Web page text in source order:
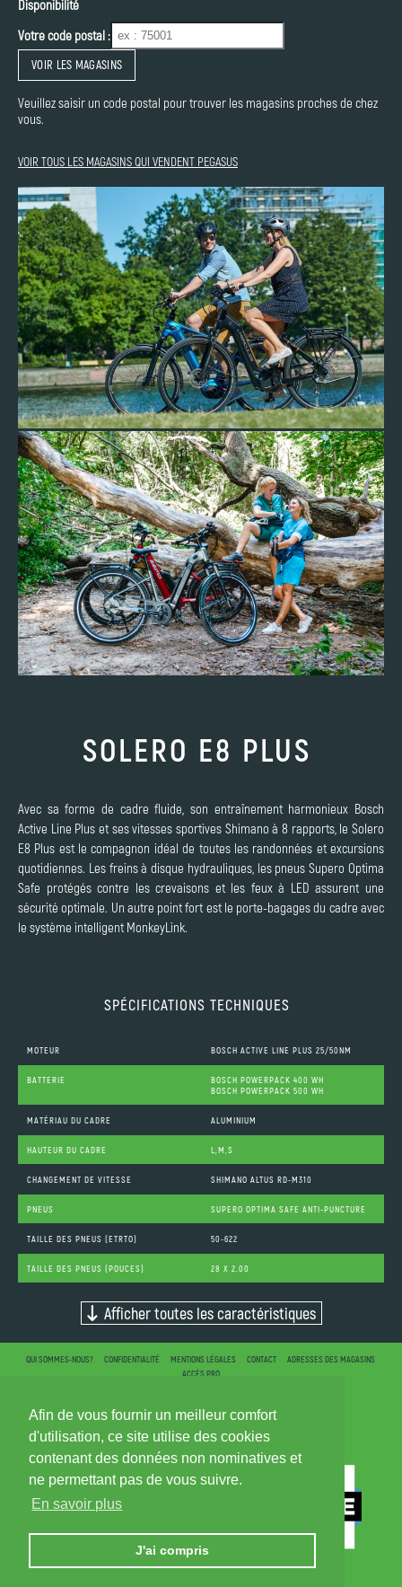
Afin de vous fournir un meilleur comfort
d'utilisation, ce site utilise des cookies
contenant des données non nominatives et
ne permettant pas de vous suivre.
En savoir plus
J'ai compris
Disponibilité
Votre code postal :
VOIR LES MAGASINS
Veuillez saisir un code postal pour trouver les magasins proches de chez
vous.
VOIR TOUS LES MAGASINS QUI VENDENT PEGASUS
SOLERO E8 PLUS
Avec sa forme de cadre fluide, son entraînement harmonieux Bosch
Active Line Plus et ses vitesses sportives Shimano à 8 rapports, le Solero
E8 Plus est le compagnon idéal de toutes les randonnées et excursions
quotidiennes. Les freins à disque hydrauliques, les pneus Supero Optima
Safe protégés contre les crevaisons et les feux à LED assurent une
sécurité optimale. Un autre point fort est le porte-bagages du cadre avec
le système intelligent MonkeyLink.
SPÉCIFICATIONS TECHNIQUES
MOTEUR BOSCH ACTIVE LINE PLUS 25/50NM
BATTERIE
BOSCH POWERPACK 400 WH
BOSCH POWERPACK 500 WH
MATÉRIAU DU CADRE ALUMINIUM
HAUTEUR DU CADRE L,M,S
CHANGEMENT DE VITESSE SHIMANO ALTUS RD-M310
PNEUS SUPERO OPTIMA SAFE ANTI-PUNCTURE
TAILLE DES PNEUS (ETRTO) 50-622
TAILLE DES PNEUS (POUCES) 28 X 2.00
Afficher toutes les caractéristiques
QUI SOMMES-NOUS? CONFIDENTIALITÉ MENTIONS LÉGALES CONTACT
ADRESSES DES MAGASINS
ACCÈS PRO